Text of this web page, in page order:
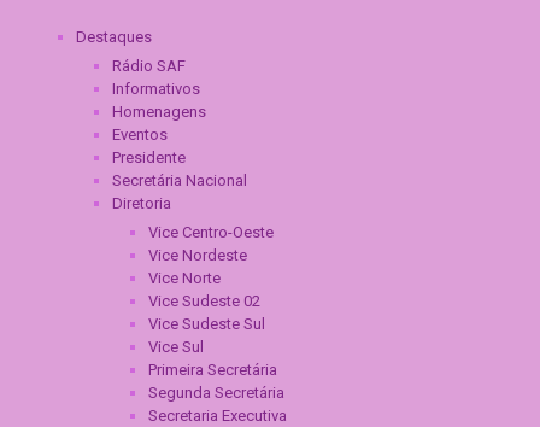
Destaques
Rádio SAF
Informativos
Homenagens
Eventos
Presidente
Secretária Nacional
Diretoria
Vice Centro-Oeste
Vice Nordeste
Vice Norte
Vice Sudeste 02
Vice Sudeste Sul
Vice Sul
Primeira Secretária
Segunda Secretária
Secretaria Executiva